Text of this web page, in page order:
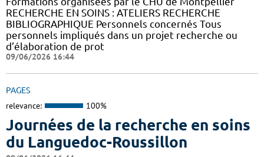
RECHERCHE EN SOINS : ATELIERS RECHERCHE
BIBLIOGRAPHIQUE Personnels concernés Tous
personnels impliqués dans un projet recherche ou
d’élaboration de prot
09/06/2026 16:44
PAGES
relevance: 100%
Journées de la recherche en soins
du Languedoc-Roussillon